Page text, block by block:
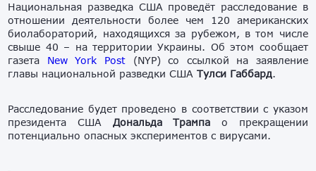
Национальная разведка США проведёт расследование в
отношении деятельности более чем 120 американских
биолабораторий, находящихся за рубежом, в том числе
свыше 40 – на территории Украины. Об этом сообщает
газета New York Post(NYP) со ссылкой на заявление
главы национальной разведки СШАТулси Габбард.
Расследование будет проведено в соответствии с указом
президента США Дональда Трампа о прекращении
потенциально опасных экспериментов с вирусами.